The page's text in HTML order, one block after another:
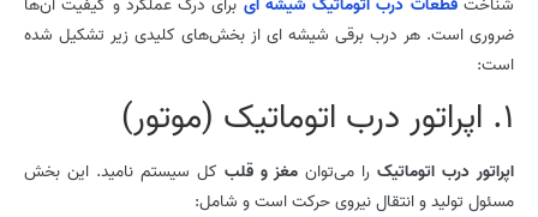
شناختقطعات درب اتوماتیک شیشه ای برای درک عملکرد و کیفیت آن‌ها
ضروری است. هر درب برقی شیشه ای از بخش‌های کلیدی زیر تشکیل شده
است:
1. اپراتور درب اتوماتیک (موتور)
اپراتور درب اتوماتیکرا می‌توان مغز و قلب کل سیستم نامید. این بخش
مسئول تولید و انتقال نیروی حرکت است و شامل: